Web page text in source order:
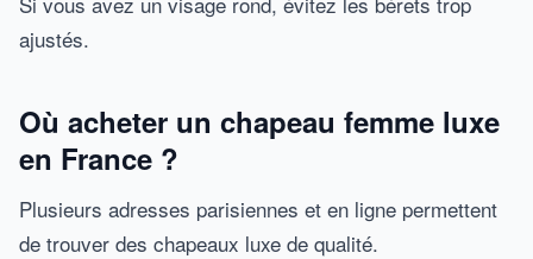
ajustés.
Où acheter un chapeau femme luxe
en France ?
Plusieurs adresses parisiennes et en ligne permettent
de trouver des chapeaux luxe de qualité.